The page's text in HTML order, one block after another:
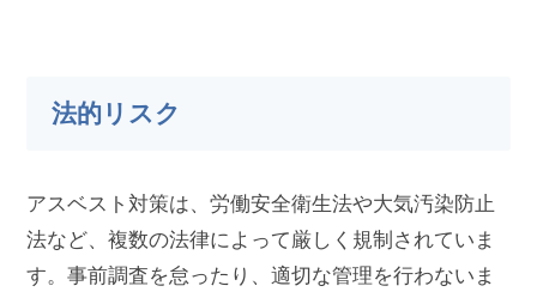
法的リスク
アスベスト対策は、労働安全衛生法や大気汚染防止
法など、複数の法律によって厳しく規制されていま
す。事前調査を怠ったり、適切な管理を行わないま